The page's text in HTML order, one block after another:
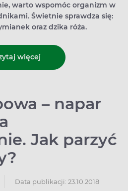
warto wspomóc organizm w
Świetnie sprawdza się:
oraz dzika róża.
więcej
– napar
Jak parzyć
Data publikacji: 23.10.2018